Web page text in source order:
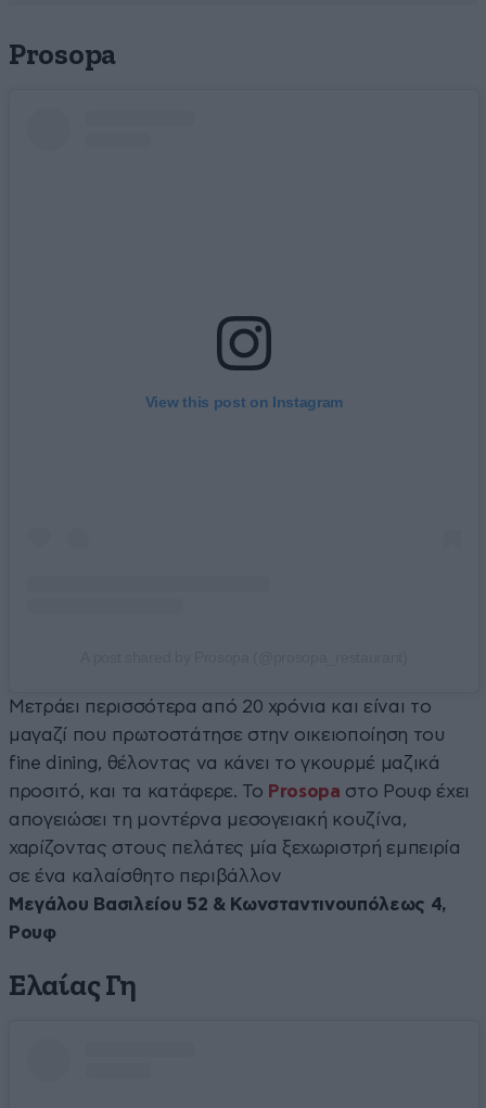
Prosopa
View this post on Instagram
Μετράει περισσότερα από 20 χρόνια και είναι το
μαγαζί που πρωτοστάτησε στην οικειοποίηση του
fine dining, θέλοντας να κάνει το γκουρμέ μαζικά
προσιτό, και τα κατάφερε. Το Prosopa στο Ρουφ έχει
απογειώσει τη μοντέρνα μεσογειακή κουζίνα,
χαρίζοντας στους πελάτες μία ξεχωριστρή εμπειρία
σε ένα καλαίσθητο περιβάλλον
Μεγάλου Βασιλείου 52 & Κωνσταντινουπόλεως 4,
Ρουφ
Ελαίας Γη